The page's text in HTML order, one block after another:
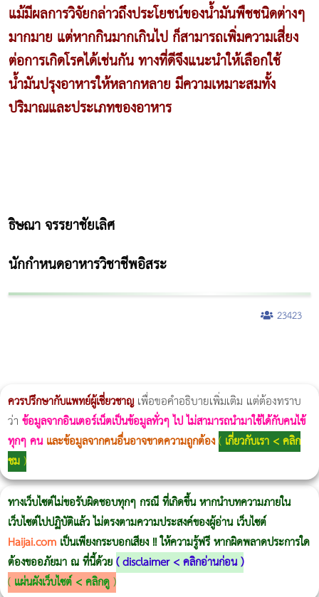
แม้มีผลการวิจัยกล่าวถึงประโยชน์ของน้ำมันพืชชนิดต่างๆ
มากมาย แต่หากกินมากเกินไป ก็สามารถเพิ่มความเสี่ยง
ต่อการเกิดโรคได้เช่นกัน ทางที่ดีจึงแนะนำให้เลือกใช้
น้ำมันปรุงอาหารให้หลากหลาย มีความเหมาะสมทั้ง
ปริมาณและประเภทของอาหาร
ธิษณา จรรยาชัยเลิศ
นักกำหนดอาหารวิชาชีพอิสระ
23423
ควรปรึกษากับแพทย์ผู้เชี่ยวชาญเพื่อขอคำอธิบายเพิ่มเติม แต่ต้องทราบ
ว่า ข้อมูลจากอินเตอร์เน็ตเป็นข้อมูลทั่วๆ ไป ไม่สามารถนำมาใช้ได้กับคนไข้
ทุกๆ คน และข้อมูลจากคนอื่นอาจขาดความถูกต้อง( เกี่ยวกับเรา < คลิก
ชม)
ทางเว็บไซต์ไม่ขอรับผิดชอบทุกๆ กรณี ที่เกิดขึ้น หากนำบทความภายใน
เว็บไซต์ไปปฏิบัติแล้ว ไม่ตรงตามความประสงค์ของผู้อ่าน เว็บไซต์
Haijai.com เป็นเพียงกระบอกเสียง !! ให้ความรู้ฟรี หากผิดพลาดประการใด
ต้องขออภัยมา ณ ที่นี้ด้วย(disclaimer < คลิกอ่านก่อน)
( แผ่นผังเว็บไซต์ < คลิกดู)